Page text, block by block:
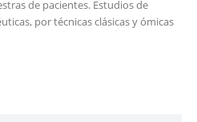
de pacientes. Estudios de
por técnicas clásicas y ómicas